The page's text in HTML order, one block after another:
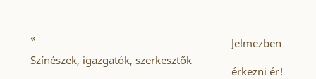
«
Színészek, igazgatók, szerkesztők
Jelmezben
érkezni ér!